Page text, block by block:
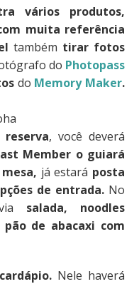
vários produtos,
muita referência
também tirar fotos
do Photopass
do Memory Maker.
, você deverá
Member o guiará
já estará posta
de entrada.No
salada, noodles
de abacaxi com
Nele haverá